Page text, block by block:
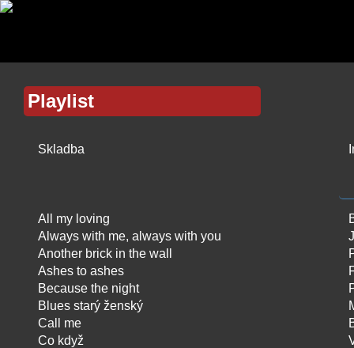
Playlist
Skladba
All my loving
Always with me, always with you
Another brick in the wall
Ashes to ashes
Because the night
Blues starý ženský
Call me
Co když